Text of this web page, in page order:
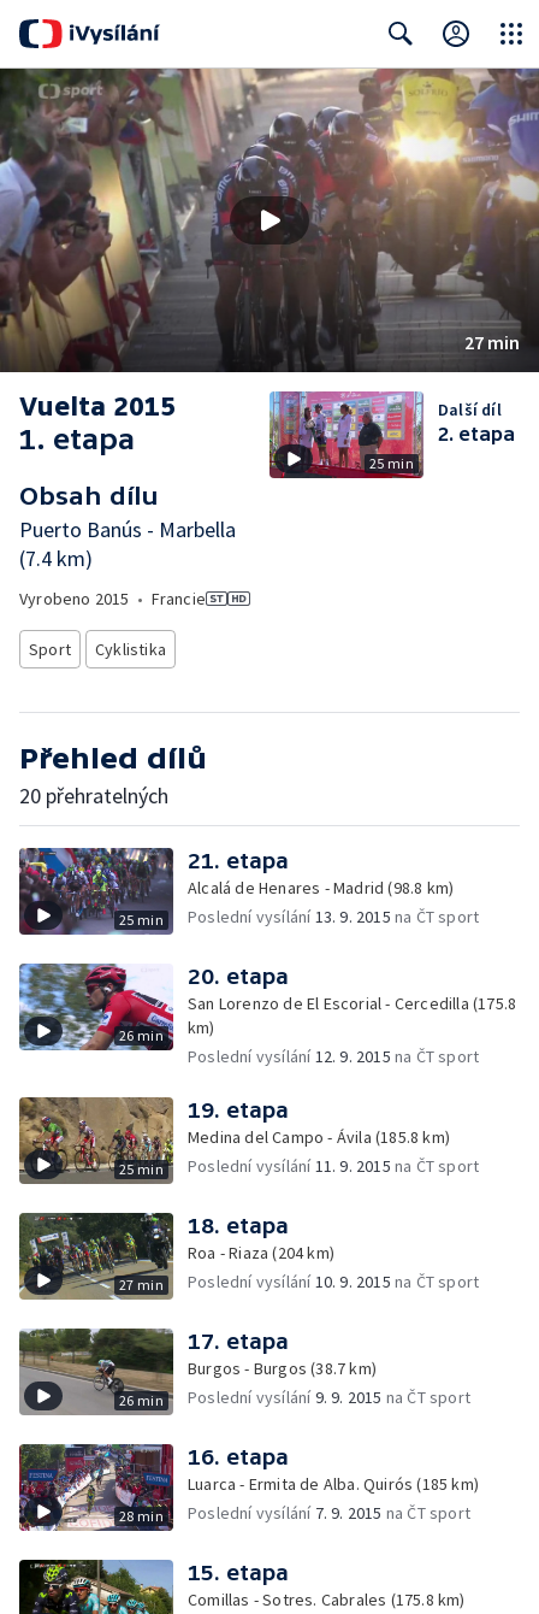
Search Close
27 min
Vuelta 2015
1. etapa
Obsah dílu
Puerto Banús - Marbella
(7.4 km)
Vyrobeno 2015 • Francie
Sport Cyklistika
25 min
Další díl
2. etapa
Přehled dílů
20 přehratelných
25 min
21. etapa
Alcalá de Henares - Madrid (98.8 km)
Poslední vysílání13. 9. 2015 na ČT sport
26 min
20. etapa
San Lorenzo de El Escorial - Cercedilla (175.8
km)
Poslední vysílání12. 9. 2015 na ČT sport
25 min
19. etapa
Medina del Campo - Ávila (185.8 km)
Poslední vysílání11. 9. 2015 na ČT sport
27 min
18. etapa
Roa - Riaza (204 km)
Poslední vysílání10. 9. 2015 na ČT sport
26 min
17. etapa
Burgos - Burgos (38.7 km)
Poslední vysílání9. 9. 2015 na ČT sport
28 min
16. etapa
Luarca - Ermita de Alba. Quirós (185 km)
Poslední vysílání 7. 9. 2015 na ČT sport
15. etapa
Comillas - Sotres. Cabrales (175.8 km)